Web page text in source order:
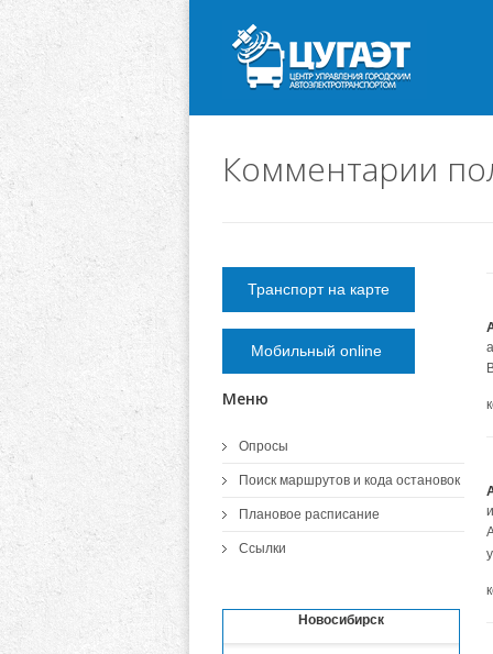
Комментарии
Транспорт на карте
Мобильный online
Меню
Опросы
Поиск маршрутов и кода остановок
Плановое расписание
Ссылки
Новосибирск